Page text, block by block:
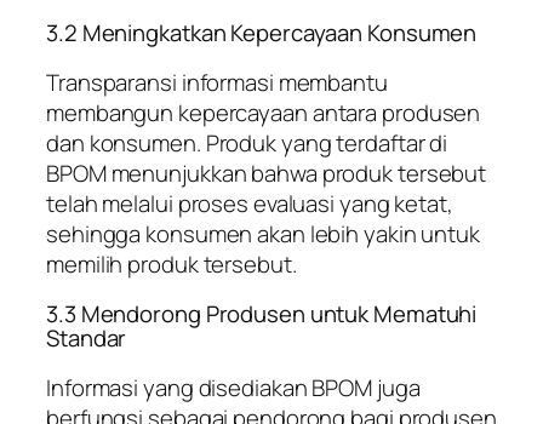
3.2 Meningkatkan Kepercayaan Konsumen
Transparansi informasi membantu
membangun kepercayaan antara produsen
dan konsumen. Produk yang terdaftar di
BPOM menunjukkan bahwa produk tersebut
telah melalui proses evaluasi yang ketat,
sehingga konsumen akan lebih yakin untuk
memilih produk tersebut.
3.3 Mendorong Produsen untuk Mematuhi
Standar
Informasi yang disediakan BPOM juga
berfungsi sebagai pendorong bagi produsen